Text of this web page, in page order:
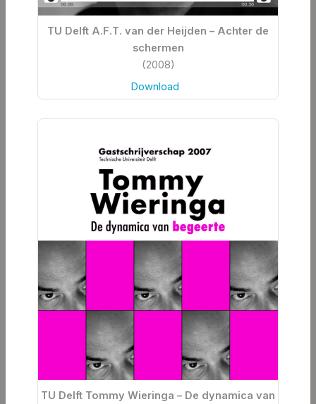
TU Delft A.F.T. van der Heijden – Achter de
schermen
(2008)
Download
TU Delft Tommy Wieringa – De dynamica van